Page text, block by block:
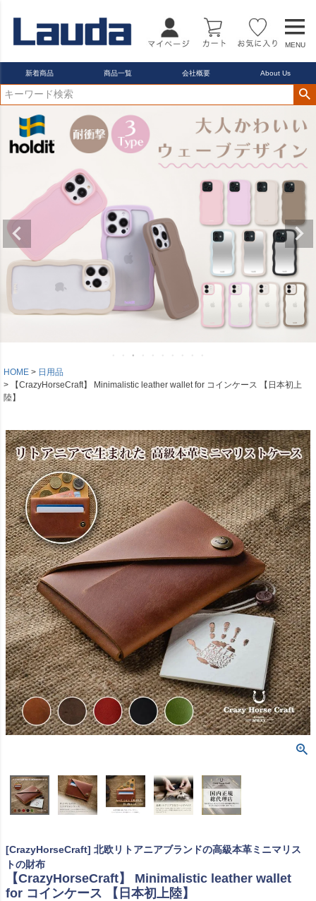
MENU
新着商品 商品一覧 会社概要 About Us
HOME
日用品
【CrazyHorseCraft】 Minimalistic leather wallet for コインケース 【日本初上
陸】
[CrazyHorseCraft] 北欧リトアニアブランドの高級本革ミニマリス
トの財布
【CrazyHorseCraft】 Minimalistic leather wallet
for コインケース 【日本初上陸】